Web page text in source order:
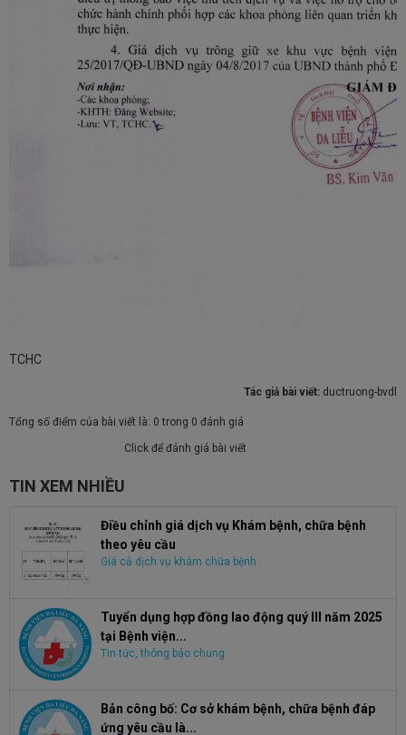
TCHC
Tác giả bài viết: ductruong-bvdl
Tổng số điểm của bài viết là: 0 trong 0 đánh giá
Click để đánh giá bài viết
TIN XEM NHIỀU
Điều chỉnh giá dịch vụ Khám bệnh, chữa bệnh
theo yêu cầu
Giá cả dịch vụ khám chữa bệnh
Tuyển dụng hợp đồng lao động quý III năm 2025
tại Bệnh viện...
Tin tức, thông báo chung
Bản công bố: Cơ sở khám bệnh, chữa bệnh đáp
ứng yêu cầu là...